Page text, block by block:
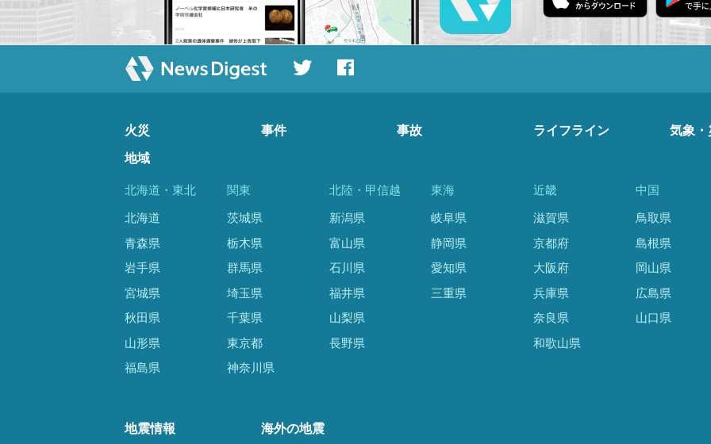
火災 事件 事故 ライフライン 気象・
地域
北海道・東北
北海道
青森県
岩手県
宮城県
秋田県
山形県
福島県
関東
茨城県
栃木県
群馬県
埼玉県
千葉県
東京都
神奈川県
北陸・甲信越
新潟県
富山県
石川県
福井県
山梨県
長野県
東海
岐阜県
静岡県
愛知県
三重県
近畿
滋賀県
京都府
大阪府
兵庫県
奈良県
和歌山県
中国
鳥取県
島根県
岡山県
広島県
山口県
地震情報 海外の地震